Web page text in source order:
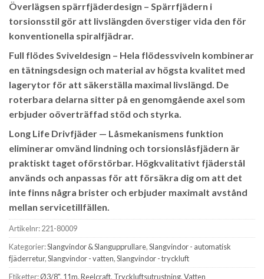
Överlägsen spärrfjäderdesign – Spärrfjädern i
torsionsstil gör att livslängden överstiger vida den för
konventionella spiralfjädrar.
Full flödes Sviveldesign – Hela flödessviveln kombinerar
en tätningsdesign och material av högsta kvalitet med
lagerytor för att säkerställa maximal livslängd. De
roterbara delarna sitter på en genomgående axel som
erbjuder oöverträffad stöd och styrka.
Long Life Drivfjäder — Låsmekanismens funktion
eliminerar omvänd lindning och torsionslåsfjädern är
praktiskt taget oförstörbar. Högkvalitativt fjäderstål
används och anpassas för att försäkra dig om att det
inte finns några brister och erbjuder maximalt avstånd
mellan servicetillfällen.
Artikelnr:221-80009
Kategorier:Slangvindor & Slangupprullare,Slangvindor - automatisk
fjäderretur,Slangvindor - vatten,Slangvindor - tryckluft
Etiketter:Ø3/8", 11m,Reelcraft, Tryckluftsutrustning,Vatten